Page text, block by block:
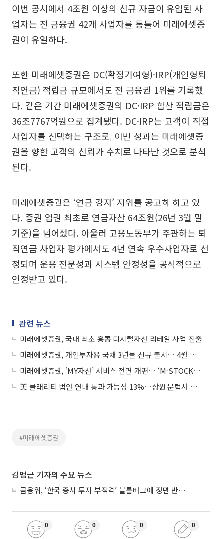
이번 공시에서 4조원 이상의 신규 자금이 유입된 사
업자는 전 금융권 42개 사업자를 통틀어 미래에셋증
권이 유일하다.
또한 미래에셋증권은 DC(확정기여형)·IRP(개인형퇴
직연금) 적립금 규모에서도 전 금융권 1위를 기록했
다. 같은 기간 미래에셋증권의 DC·IRP 합산 적립금은
36조7767억원으로 집계됐다. DC·IRP는 고객이 직접
사업자를 선택하는 구조로, 이번 성과는 미래에셋증
권을 향한 고객의 신뢰가 수치로 나타난 것으로 분석
된다.
미래에셋증권은 ‘연금 강자’ 지위를 공고히 하고 있
다. 증권 업권 최초로 연금자산 64조원(26년 3월 말
기준)을 넘어섰다. 아울러 고용노동부가 주관하는 퇴
직연금 사업자 평가에서도 4년 연속 우수사업자로 선
정되며 운용 전문성과 시스템 안정성을 공식적으로
인정받고 있다.
관련 뉴스
미래에셋증권, 국내 최초 홍콩 디지털자산 리테일 사업 진출
미래에셋증권, 개인투자용 국채 3년물 신규 출시… 4월 청약 실시
미래에셋증권, ‘MY자산’ 서비스 전면 개편… ‘M-STOCK 3.0’ 개막
美 클래리티 법안 연내 통과 가능성 13%…상원 문턱서 제동
#미래에셋증권
김범근 기자의 주요 뉴스
금융위, ‘한국 증시 투자 부적격’ 블룸버그에 정면 반박…“근거 불분명”
0 0 0 0